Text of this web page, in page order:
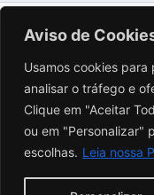
Aviso de
Usamos cookies para
analisar o tráfego e
Clique em "Aceitar
ou em "Personalizar"
escolhas. Leia nossa
Copyright © 2026